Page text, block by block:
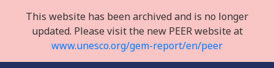
This website has been archived and is no longer
updated. Please visit the new PEER website at
www.unesco.org/gem-report/en/peer